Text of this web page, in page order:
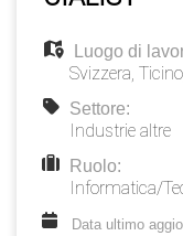
di
lavoro
Carica
il
Login
Luogo di
Svizzera, Ticino
Settore:
Industrie altre
Ruolo:
Informatica/
Data ultimo